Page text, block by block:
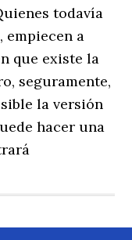
todavía
empiecen a
que existe la
seguramente,
la versión
hacer una